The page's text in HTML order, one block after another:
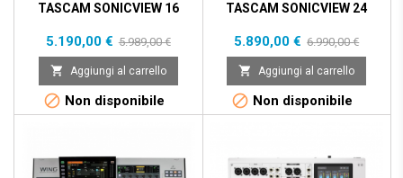
TASCAM SONICVIEW 16
Prezzo
5.190,00 € Prezzo
base
5.989,00 €
 Aggiungi al carrello
 Non disponibile
TASCAM SONICVIEW 24
Prezzo
5.890,00 € Prezzo
base
6.990,00 €
 Aggiungi al carrello
 Non disponibile